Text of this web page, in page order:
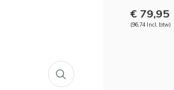
€ 79,95
(96,74 Incl. btw)